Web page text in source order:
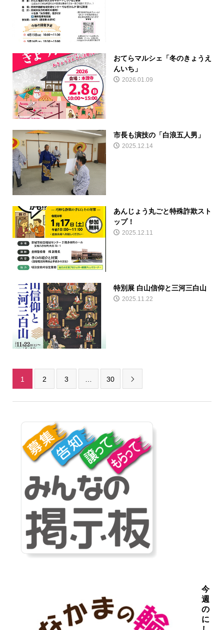
おてらマルシェ「冬のきょうえ
んいち」
2026.01.09
市長も演技の「白浪五人男」
2025.12.14
あんじょう丸ごと特殊詐欺スト
ップ！
2025.12.11
特別展 白山信仰と三河三白山
2025.11.22
1 2 3 30 
今
週
の
に